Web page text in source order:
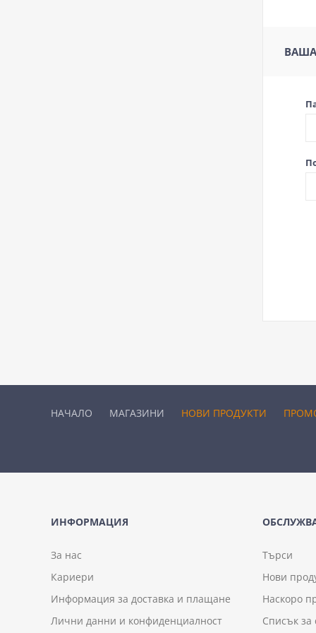
НАЧАЛО МАГАЗИНИ НОВИ ПРОДУКТИ
ИНФОРМАЦИЯ
За нас
Кариери
Информация за доставка и плащане
Лични данни и конфиденциалност
Търси
Нови
Наскоро
Списък за